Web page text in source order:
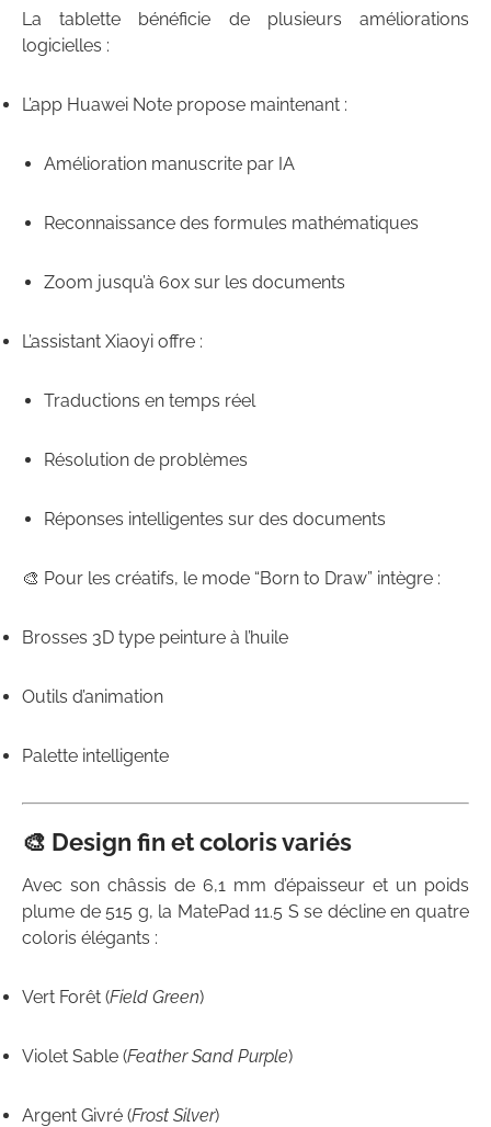
La tablette bénéficie de plusieurs améliorations
logicielles :
L’app Huawei Note propose maintenant :
Amélioration manuscrite par IA
Reconnaissance des formules mathématiques
Zoom jusqu’à 60x sur les documents
L’assistant Xiaoyi offre :
Traductions en temps réel
Résolution de problèmes
Réponses intelligentes sur des documents
🎨 Pour les créatifs, le mode “Born to Draw” intègre :
Brosses 3D type peinture à l’huile
Outils d’animation
Palette intelligente
🎨 Design fin et coloris variés
Avec son châssis de 6,1 mm d’épaisseur et un poids
plume de 515 g, la MatePad 11.5 S se décline en quatre
coloris élégants :
Vert Forêt (Field Green)
Violet Sable (Feather Sand Purple)
Argent Givré (Frost Silver)